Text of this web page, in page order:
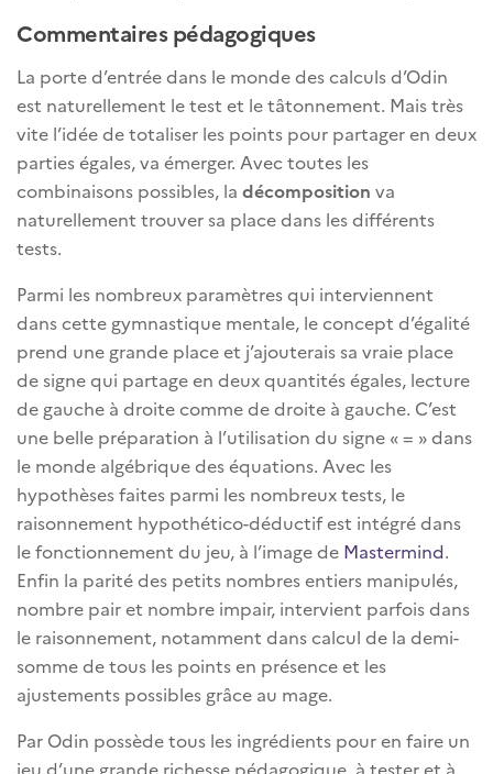
Commentaires pédagogiques
La porte d’entrée dans le monde des calculs d’Odin
est naturellement le test et le tâtonnement. Mais très
vite l’idée de totaliser les points pour partager en deux
parties égales, va émerger. Avec toutes les
combinaisons possibles, la décomposition va
naturellement trouver sa place dans les différents
tests.
Parmi les nombreux paramètres qui interviennent
dans cette gymnastique mentale, le concept d’égalité
prend une grande place et j’ajouterais sa vraie place
de signe qui partage en deux quantités égales, lecture
de gauche à droite comme de droite à gauche. C’est
une belle préparation à l’utilisation du signe « = » dans
le monde algébrique des équations. Avec les
hypothèses faites parmi les nombreux tests, le
raisonnement hypothético-déductif est intégré dans
le fonctionnement du jeu, à l’image de Mastermind.
Enfin la parité des petits nombres entiers manipulés,
nombre pair et nombre impair, intervient parfois dans
le raisonnement, notamment dans calcul de la demi-
somme de tous les points en présence et les
ajustements possibles grâce au mage.
Par Odin possède tous les ingrédients pour en faire un
jeu d’une grande richesse pédagogique, à tester et à